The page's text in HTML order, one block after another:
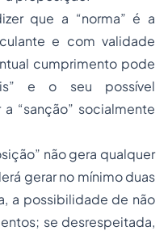
que a “norma” é a
e com validade
cumprimento pode
e o seu possível
“sanção” socialmente
não gera qualquer
gerar no mínimo duas
a possibilidade de não
se desrespeitada,